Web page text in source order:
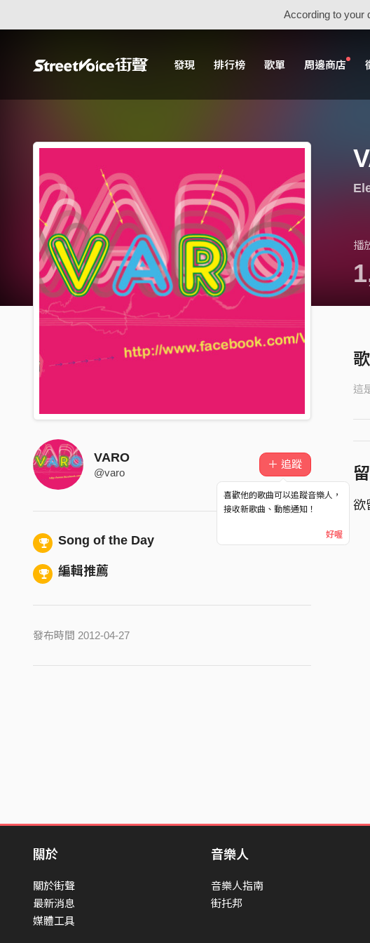
According to your
發現 排行榜 歌單 周邊商店
播
VARO
@varo
＋ 追蹤
喜歡他的歌曲可以追蹤音樂人，
接收新歌曲、動態通知！
好喔
Song of the Day
編輯推薦
發布時間 2012-04-27
這
欲
關於
關於街聲
最新消息
媒體工具
音樂人
音樂人指南
街托邦